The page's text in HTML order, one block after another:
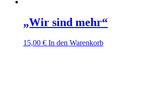
„Wir sind mehr“
15,00 € In den Warenkorb